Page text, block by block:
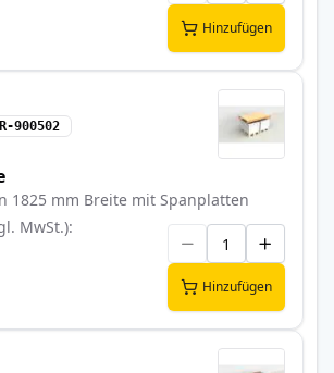
Hinzufügen
900502
1825 mm Breite mit Spanplatten
MwSt.)
Hinzufügen